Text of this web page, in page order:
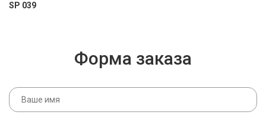
SP 039
Форма заказа